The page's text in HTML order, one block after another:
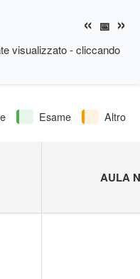
« 📅 »
visualizzato - cliccando
Esame Altro
AULA N